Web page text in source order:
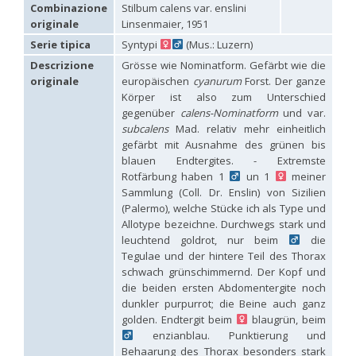
Hedychridium carmelitanum
Mercet, 1915
Hedychridium caucasium irregulare
Linsenmaier, 1959
Hedychridium chloropygumBuysson, 1888
Hedychridium chloropygum densumLinsenmaier, 1959
Hedychridium chloropygum spatiumLinsenmaier, 1959
Hedychridium coriaceum
(Dahlbom, 1854)
(Dahlbom, 1854)
(Dahlbom, 1845)
Linsenmaier, 1987
Linsenmaier, 1959
Mercet, 1904
Buysson, 1887
Hedychridium elegantulum peloponnense Linsenmaier, 1968
Linsenmaier, 1968[E]
Strumia, 2003
Linsenmaier, 1993
Arens, 2010
Linsenmaier, 1987
Abeille, 1878
Buysson, 1887
Abeille, 1879
Móczár, 1964
Perraudin, 1978
Combinazione
originale
Stilbum calens var. enslini
Linsenmaier, 1951
Serie tipica
Syntypi
(Mus.: Luzern)
Descrizione
originale
Grösse wie Nominatform. Gefärbt wie die
europäischen cyanurumForst. Der ganze
Körper ist also zum Unterschied
gegenüber calens-Nominatformund var.
subcalensMad. relativ mehr einheitlich
gefärbt mit Ausnahme des grünen bis
blauen Endtergites. - Extremste
Rotfärbung haben 1
un 1
meiner
Sammlung (Coll. Dr. Enslin) von Sizilien
(Palermo), welche Stücke ich als Type und
Allotype bezeichne. Durchwegs stark und
leuchtend goldrot, nur beim
die
Tegulae und der hintere Teil des Thorax
schwach grünschimmernd. Der Kopf und
die beiden ersten Abdomentergite noch
dunkler purpurrot; die Beine auch ganz
golden. Endtergit beim
blaugrün, beim
enzianblau. Punktierung und
Behaarung des Thorax besonders stark